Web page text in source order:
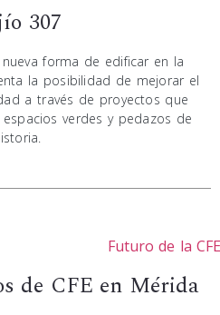
307
forma de edificar en la
la posibilidad de mejorar el
a través de proyectos que
verdes y pedazos de
de CFE en Mérida